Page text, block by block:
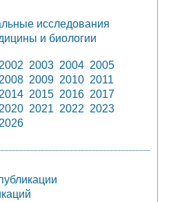
исследования
и биологии
2002 2003 2004 2005
2008 2009 2010 2011
2014 2015 2016 2017
2020 2021 2022 2023
2026